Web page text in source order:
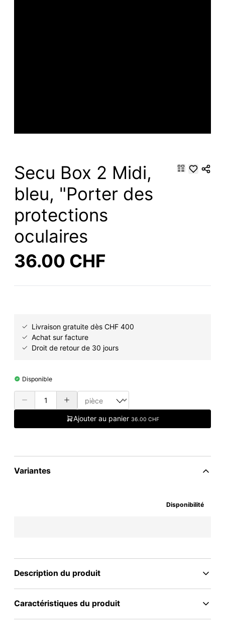
Secu Box 2 Midi,
bleu, "Porter des
protections
oculaires
36.00 CHF
Livraison gratuite dès CHF 400
Achat sur facture
Droit de retour de 30 jours
Disponible
Ajouter au panier 36.00 CHF
Variantes
Disponibilité
Description du produit
Caractéristiques du produit